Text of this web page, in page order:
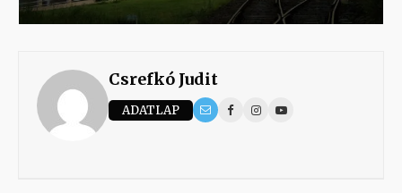
Csrefkó Judit
ADATLAP